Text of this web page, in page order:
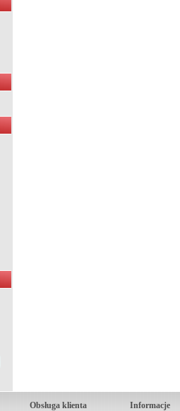
Obsługa klienta
Informacje